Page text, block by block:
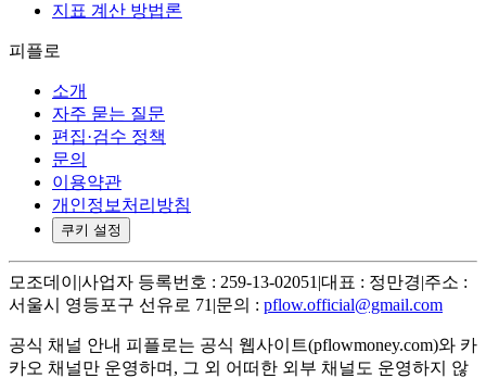
지표 계산 방법론
피플로
소개
자주 묻는 질문
편집·검수 정책
문의
이용약관
개인정보처리방침
쿠키 설정
모조데이 |사업자 등록번호 : 259-13-02051|대표 : 정만경|주소 :
서울시 영등포구 선유로 71|문의 : pflow.official@gmail.com
공식 채널 안내 피플로는 공식 웹사이트(pflowmoney.com)와 카
카오 채널만 운영하며, 그 외 어떠한 외부 채널도 운영하지 않